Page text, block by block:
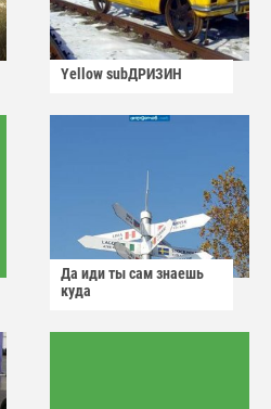
Yellow subДРИЗИН
Да иди ты сам знаешь
куда